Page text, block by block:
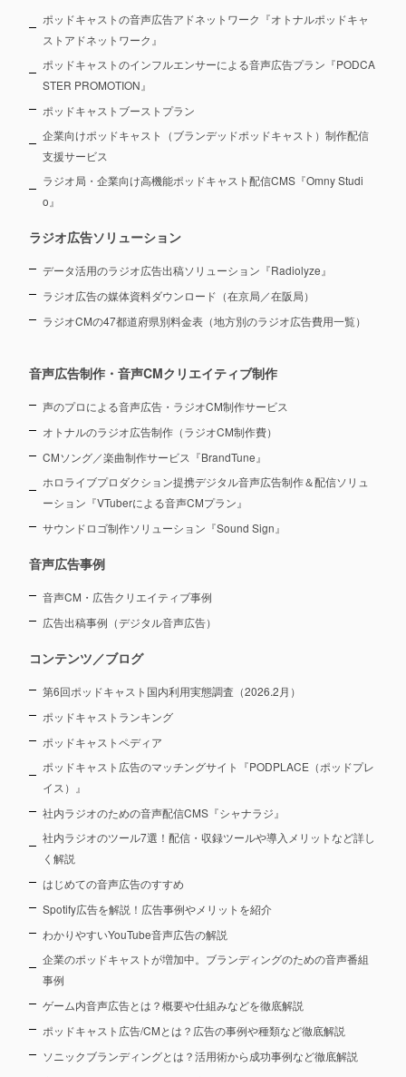
ポッドキャストの音声広告アドネットワーク『オトナルポッドキャ
ストアドネットワーク』
ポッドキャストのインフルエンサーによる音声広告プラン『PODCA
STER PROMOTION』
ポッドキャストブーストプラン
企業向けポッドキャスト（ブランデッドポッドキャスト）制作配信
支援サービス
ラジオ局・企業向け高機能ポッドキャスト配信CMS『Omny Studi
o』
ラジオ広告ソリューション
データ活用のラジオ広告出稿ソリューション『Radiolyze』
ラジオ広告の媒体資料ダウンロード（在京局／在阪局）
ラジオCMの47都道府県別料金表（地方別のラジオ広告費用一覧）
音声広告制作・音声CMクリエイティブ制作
声のプロによる音声広告・ラジオCM制作サービス
オトナルのラジオ広告制作（ラジオCM制作費）
CMソング／楽曲制作サービス『BrandTune』
ホロライブプロダクション提携デジタル音声広告制作＆配信ソリュ
ーション 『VTuberによる音声CMプラン』
サウンドロゴ制作ソリューション『Sound Sign』
音声広告事例
音声CM・広告クリエイティブ事例
広告出稿事例（デジタル音声広告）
コンテンツ／ブログ
第6回ポッドキャスト国内利用実態調査（2026.2月）
ポッドキャストランキング
ポッドキャストペディア
ポッドキャスト広告のマッチングサイト『PODPLACE（ポッドプレ
イス）』
社内ラジオのための音声配信CMS『シャナラジ』
社内ラジオのツール7選！配信・収録ツールや導入メリットなど詳し
く解説
はじめての音声広告のすすめ
Spotify広告を解説！広告事例やメリットを紹介
わかりやすいYouTube音声広告の解説
企業のポッドキャストが増加中。ブランディングのための音声番組
事例
ゲーム内音声広告とは？概要や仕組みなどを徹底解説
ポッドキャスト広告/CMとは？広告の事例や種類など徹底解説
ソニックブランディングとは？活用術から成功事例など徹底解説